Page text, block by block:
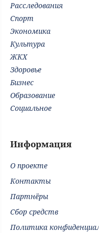
Расследования
Спорт
Экономика
Культура
ЖКХ
Здоровье
Бизнес
Образование
Социальное
Информация
О проекте
Контакты
Партнёры
Сбор средств
Политика